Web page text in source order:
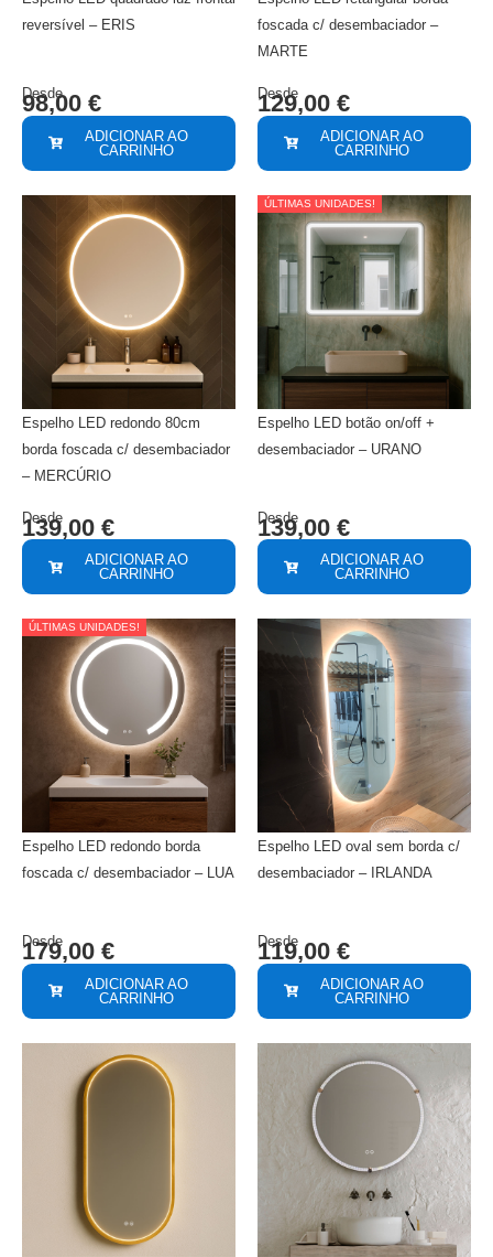
reversível – ERIS
ADICIONAR AO
CARRINHO
Desde
98,00 €
foscada c/ desembaciador –
MARTE
ADICIONAR AO
CARRINHO
Desde
129,00 €
Espelho LED redondo 80cm
borda foscada c/ desembaciador
– MERCÚRIO
ADICIONAR AO
CARRINHO
Desde
139,00 €
ÚLTIMAS UNIDADES!
Espelho LED botão on/off +
desembaciador – URANO
ADICIONAR AO
CARRINHO
Desde
139,00 €
ÚLTIMAS UNIDADES!
Espelho LED redondo borda
foscada c/ desembaciador – LUA
ADICIONAR AO
CARRINHO
Desde
179,00 €
Espelho LED oval sem borda c/
desembaciador – IRLANDA
ADICIONAR AO
CARRINHO
Desde
119,00 €